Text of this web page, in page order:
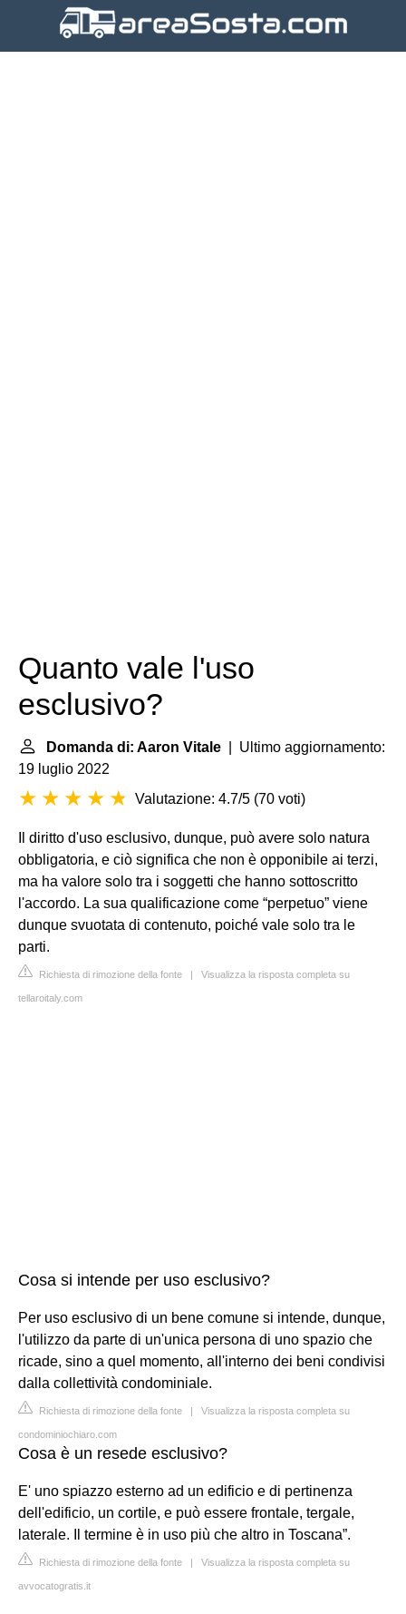
Quanto vale l'uso
esclusivo?
Domanda di: Aaron Vitale | Ultimo aggiornamento:
19 luglio 2022
Valutazione: 4.7/5 (70 voti)
Il diritto d'uso esclusivo, dunque, può avere solo natura
obbligatoria, e ciò significa che non è opponibile ai terzi,
ma ha valore solo tra i soggetti che hanno sottoscritto
l'accordo. La sua qualificazione come “perpetuo” viene
dunque svuotata di contenuto, poiché vale solo tra le
parti.
Richiesta di rimozione della fonte | Visualizza la risposta completa su
tellaroitaly.com
Cosa si intende per uso esclusivo?
Per uso esclusivo di un bene comune si intende, dunque,
l'utilizzo da parte di un'unica persona di uno spazio che
ricade, sino a quel momento, all'interno dei beni condivisi
dalla collettività condominiale.
Richiesta di rimozione della fonte | Visualizza la risposta completa su
condominiochiaro.com
Cosa è un resede esclusivo?
E' uno spiazzo esterno ad un edificio e di pertinenza
dell'edificio, un cortile, e può essere frontale, tergale,
laterale. Il termine è in uso più che altro in Toscana”.
Richiesta di rimozione della fonte | Visualizza la risposta completa su
avvocatogratis.it